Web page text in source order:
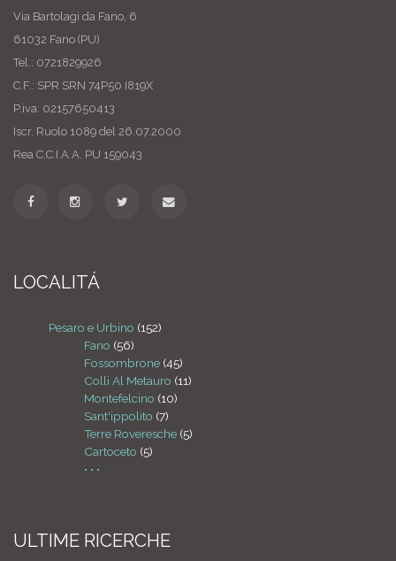
Via Bartolagi da Fano, 6
61032 Fano (PU)
Tel.: 0721829926
C.F.: SPR SRN 74P50 I819X
P.iva: 02157650413
Iscr. Ruolo 1089 del 26.07.2000
Rea C.C.I.A.A. PU 159043
LOCALITÁ
Pesaro e Urbino (152)
Fano (56)
Fossombrone (45)
Colli Al Metauro (11)
Montefelcino (10)
Sant'ippolito (7)
Terre Roveresche (5)
Cartoceto (5)
• • •
ULTIME RICERCHE